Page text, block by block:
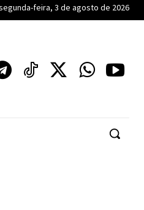
feira, 3 de agosto de 2026